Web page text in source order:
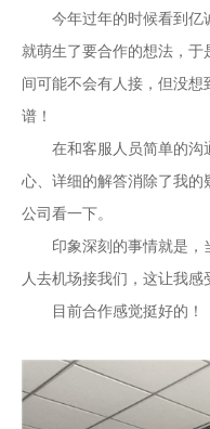
今年过年的时候看到亿
就萌生了要合作的想法，
间可能不会有人接，但没
谱！
在和客服人员简单的沟
心、详细的解答消除了我的
公司看一下。
印象深刻的事情就是
人去机场接我们，这让我感
目前合作感觉挺好的！